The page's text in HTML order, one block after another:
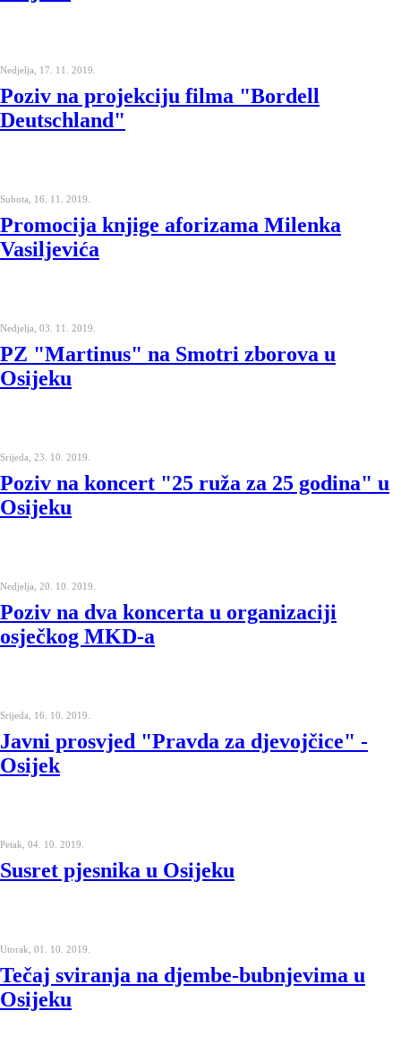
Nedjelja, 17. 11. 2019.
Poziv na projekciju filma "Bordell
Deutschland"
Subota, 16. 11. 2019.
Promocija knjige aforizama Milenka
Vasiljevića
Nedjelja, 03. 11. 2019.
PZ "Martinus" na Smotri zborova u
Osijeku
Srijeda, 23. 10. 2019.
Poziv na koncert "25 ruža za 25 godina" u
Osijeku
Nedjelja, 20. 10. 2019.
Poziv na dva koncerta u organizaciji
osječkog MKD-a
Srijeda, 16. 10. 2019.
Javni prosvjed "Pravda za djevojčice" -
Osijek
Petak, 04. 10. 2019.
Susret pjesnika u Osijeku
Utorak, 01. 10. 2019.
Tečaj sviranja na djembe-bubnjevima u
Osijeku